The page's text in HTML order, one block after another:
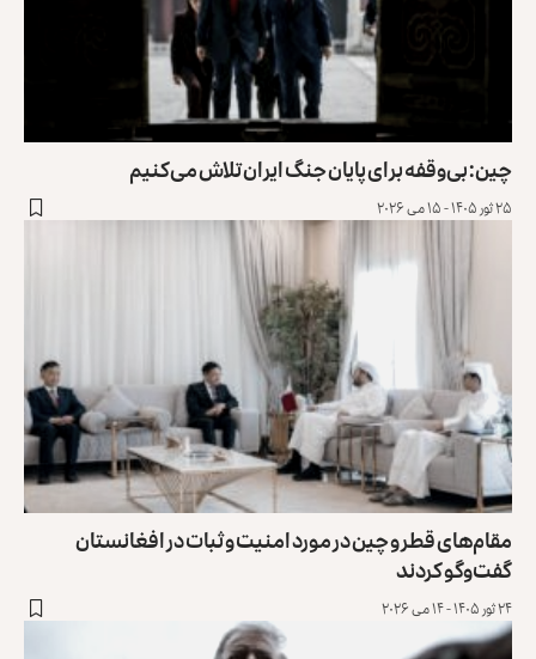
چین: بی‌وقفه برای پایان جنگ ایران تلاش می‌کنیم
۲۵ ثور ۱۴۰۵ - ۱۵ می ۲۰۲۶
مقام‌های قطر و چین در مورد امنیت و ثبات در افغانستان
گفت‌وگو کردند
۲۴ ثور ۱۴۰۵ - ۱۴ می ۲۰۲۶